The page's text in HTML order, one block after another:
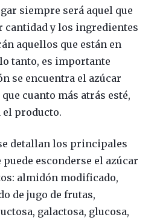
siempre será aquel que
cantidad y los ingredientes
aquellos que están en
tanto, es importante
se encuentra el azúcar
cuanto más atrás esté,
el producto.
detallan los principales
esconderse el azúcar
almidón modificado,
de jugo de frutas,
galactosa, glucosa,